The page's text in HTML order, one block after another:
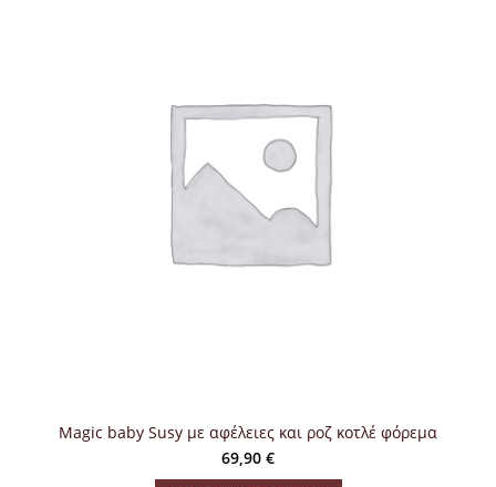
Magic baby Susy με αφέλειες και ροζ κοτλέ φόρεμα
69,90 €